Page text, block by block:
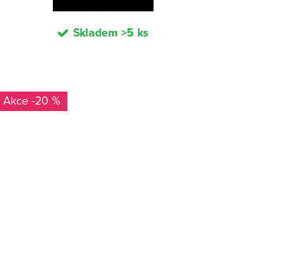
Skladem >5 ks
-20 %